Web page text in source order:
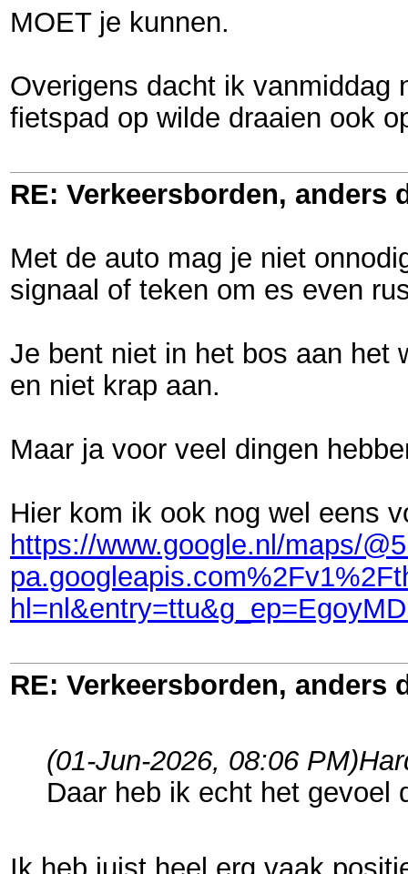
MOET je kunnen.
Overigens dacht ik vanmiddag
fietspad op wilde draaien ook
RE: Verkeersborden, anders
Met de auto mag je niet
signaal of teken om es even
Je bent niet in het bos aan het
en niet krap aan.
Maar ja voor veel dingen
Hier kom ik ook nog wel eens
https://www.google.nl/maps/
RE: Verkeersborden, anders
(01-Jun-2026, 08:06 PM)
Daar heb ik echt het gevoel
Ik heb juist heel erg vaak